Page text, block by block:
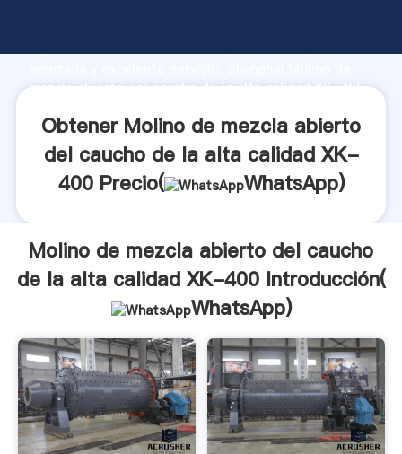
capacidad de producción, fuerza de investigación
mezcla abierto del caucho de la alta calidad XK-400
clientes.
Obtener Molino de mezcla abierto
del caucho de la alta calidad XK-
400 Precio(
WhatsApp)
Molino de mezcla abierto del caucho
de la alta calidad XK-400 Introducción(
WhatsApp)